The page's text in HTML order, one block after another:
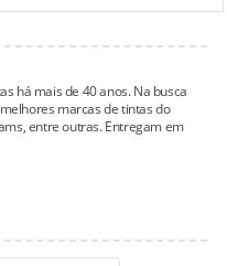
há mais de 40 anos. Na busca
marcas de tintas do
entre outras. Entregam em